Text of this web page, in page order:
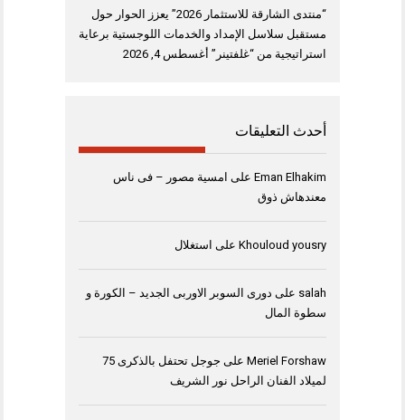
“منتدى الشارقة للاستثمار 2026” يعزز الحوار حول
مستقبل سلاسل الإمداد والخدمات اللوجستية برعاية
استراتيجية من “غلفتينر” أغسطس 4, 2026
أحدث التعليقات
Eman Elhakim على امسية مصور – فى ناس
معندهاش ذوق
Khouloud yousry على استغلال
salah على دورى السوبر الاوربى الجديد – الكورة و
سطوة المال
Meriel Forshaw على
جوجل تحتفل بالذكرى 75
لميلاد الفنان الراحل نور الشريف